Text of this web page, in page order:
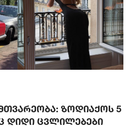
ზოდიაქოს 5
დიდი ცვლილებები